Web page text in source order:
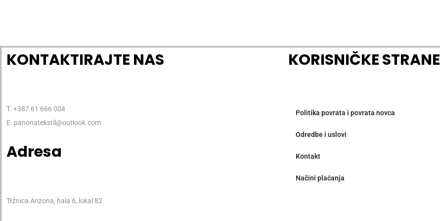
KONTAKTIRAJTE NAS
T. +387 61 666 004
E. panonatekstil@outlook.com
Adresa
Tržnica Arizona, hala 6, lokal 82
KORISNIČKE STRANE
Politika povrata i povrata novca
Odredbe i uslovi
Kontakt
Načini plaćanja